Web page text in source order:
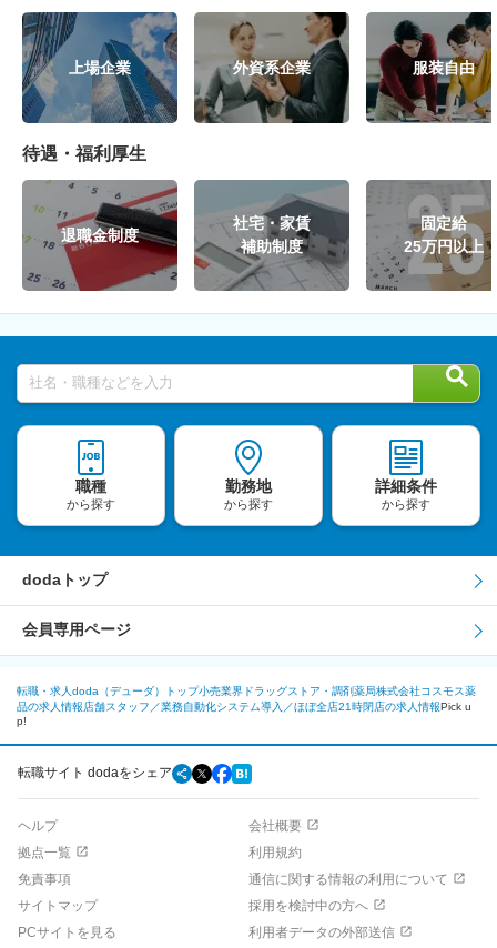
上場企業 外資系企業 服装自由
待遇・福利厚生
退職金制度
社宅・家賃
補助制度
固定給
25万円以上
社名・職種などを入力
職種
から探す
勤務地
から探す
詳細条件
から探す
dodaトップ
会員専用ページ
転職・求人doda（デューダ）トップ小売業界 ドラッグストア・調剤薬局株式会社コスモス薬
品の求人情報店舗スタッフ／業務自動化システム導入／ほぼ全店21時閉店の求人情報Pick u
p!
転職サイト dodaをシェア
ヘルプ
会社概要
拠点一覧
利用規約
免責事項
通信に関する情報の利用について
サイトマップ
採用を検討中の方へ
PCサイトを見る
利用者データの外部送信